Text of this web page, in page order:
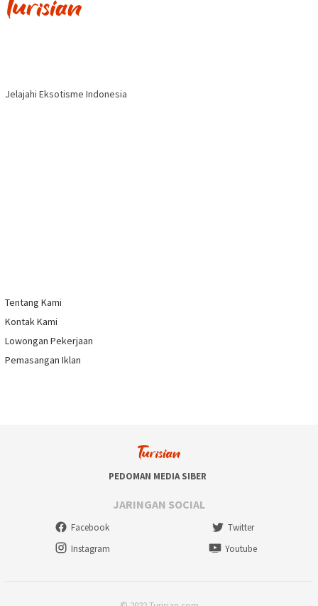
Jelajahi Eksotisme Indonesia
Tentang Kami
Kontak Kami
Lowongan Pekerjaan
Pemasangan Iklan
PEDOMAN MEDIA SIBER
JARINGAN SOCIAL
Facebook
Twitter
Instagram
Youtube